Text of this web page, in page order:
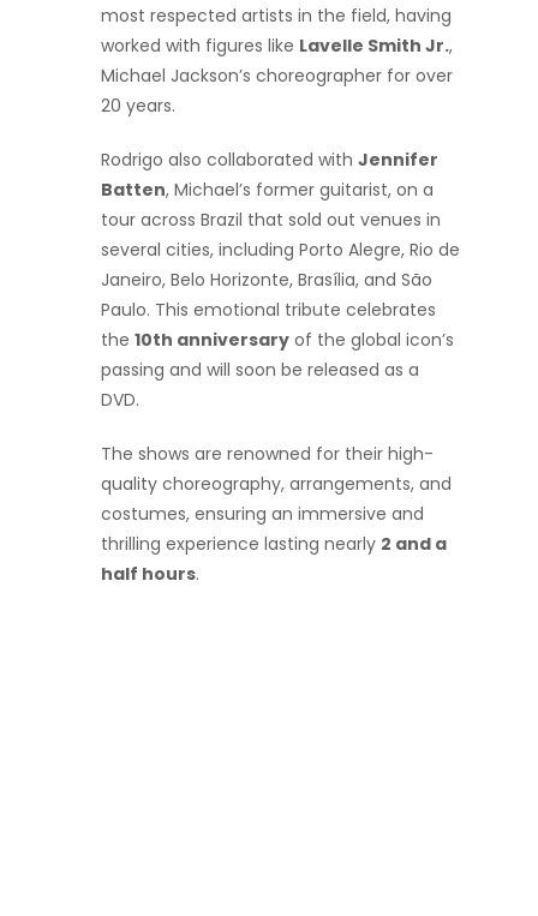
most respected artists in the field, having
worked with figures like Lavelle Smith Jr.,
Michael Jackson’s choreographer for over
20 years.
Rodrigo also collaborated with Jennifer
Batten, Michael’s former guitarist, on a
tour across Brazil that sold out venues in
several cities, including Porto Alegre, Rio de
Janeiro, Belo Horizonte, Brasília, and São
Paulo. This emotional tribute celebrates
the 10th anniversary of the global icon’s
passing and will soon be released as a
DVD.
The shows are renowned for their high-
quality choreography, arrangements, and
costumes, ensuring an immersive and
thrilling experience lasting nearly 2 and a
half hours.